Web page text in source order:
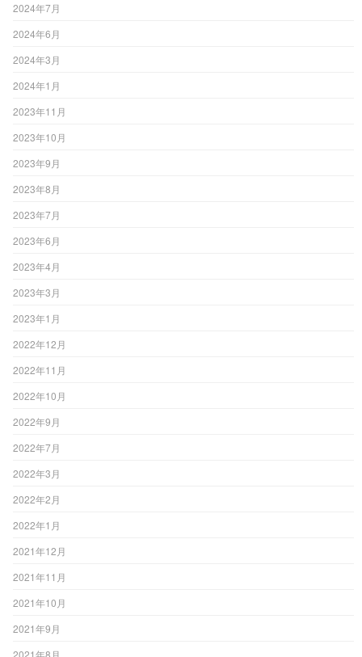
2024年7月
2024年6月
2024年3月
2024年1月
2023年11月
2023年10月
2023年9月
2023年8月
2023年7月
2023年6月
2023年4月
2023年3月
2023年1月
2022年12月
2022年11月
2022年10月
2022年9月
2022年7月
2022年3月
2022年2月
2022年1月
2021年12月
2021年11月
2021年10月
2021年9月